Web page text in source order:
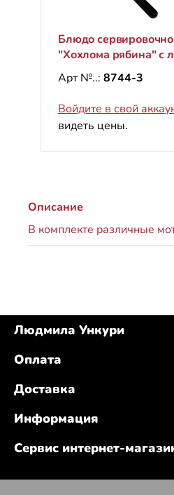
Блюдо
"Хохлома рябина" с
торта
Арт №..: 8744-3
Войдите в свой
видеть цены.
Описание
В комплекте различные
Людмила Ункури
Оплата
Доставка
Информация
Сервис интернет-